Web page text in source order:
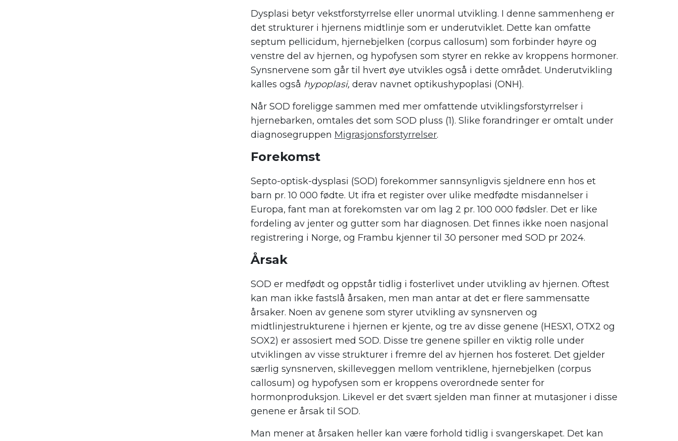
Dysplasi betyr vekstforstyrrelse eller unormal utvikling. I denne sammenheng er
det strukturer i hjernens midtlinje som er underutviklet. Dette kan omfatte
septum pellicidum, hjernebjelken (corpus callosum) som forbinder høyre og
venstre del av hjernen, og hypofysen som styrer en rekke av kroppens hormoner.
Synsnervene som går til hvert øye utvikles også i dette området. Underutvikling
kalles også hypoplasi, derav navnet optikushypoplasi (ONH).
Når SOD foreligge sammen med mer omfattende utviklingsforstyrrelser i
hjernebarken, omtales det som SOD pluss (1). Slike forandringer er omtalt under
diagnosegruppen Migrasjonsforstyrrelser.
Forekomst
Septo-optisk-dysplasi (SOD) forekommer sannsynligvis sjeldnere enn hos et
barn pr. 10 000 fødte. Ut ifra et register over ulike medfødte misdannelser i
Europa, fant man at forekomsten var om lag 2 pr. 100 000 fødsler. Det er like
fordeling av jenter og gutter som har diagnosen. Det finnes ikke noen nasjonal
registrering i Norge, og Frambu kjenner til 30 personer med SOD pr 2024.
Årsak
SOD er medfødt og oppstår tidlig i fosterlivet under utvikling av hjernen. Oftest
kan man ikke fastslå årsaken, men man antar at det er flere sammensatte
årsaker. Noen av genene som styrer utvikling av synsnerven og
midtlinjestrukturene i hjernen er kjente, og tre av disse genene (HESX1, OTX2 og
SOX2) er assosiert med SOD. Disse tre genene spiller en viktig rolle under
utviklingen av visse strukturer i fremre del av hjernen hos fosteret. Det gjelder
særlig synsnerven, skilleveggen mellom ventriklene, hjernebjelken (corpus
callosum) og hypofysen som er kroppens overordnede senter for
hormonproduksjon. Likevel er det svært sjelden man finner at mutasjoner i disse
genene er årsak til SOD.
Man mener at årsaken heller kan være forhold tidlig i svangerskapet. Det kan